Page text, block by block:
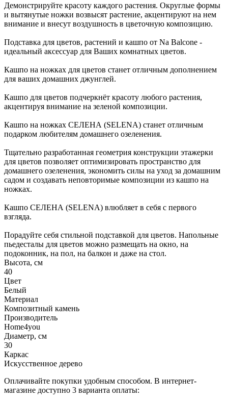
Демонстрируйте красоту каждого растения. Округлые формы
и вытянутые ножки возвысят растение, акцентируют на нем
внимание и внесут воздушность в цветочную композицию.
Подставка для цветов, растений и кашпо от Na Balcone -
идеальный аксессуар для Ваших комнатных цветов.
Кашпо на ножках для цветов станет отличным дополнением
для ваших домашних джунглей.
Кашпо для цветов подчеркнёт красоту любого растения,
акцентируя внимание на зеленой композиции.
Кашпо на ножках СЕЛЕНА (SELENA) станет отличным
подарком любителям домашнего озеленения.
Тщательно разработанная геометрия конструкции этажерки
для цветов позволяет оптимизировать пространство для
домашнего озеленения, экономить силы на уход за домашним
садом и создавать неповторимые композиции из кашпо на
ножках.
Кашпо СЕЛЕНА (SELENA) влюбляет в себя с первого
взгляда.
Порадуйте себя стильной подставкой для цветов. Напольные
пьедесталы для цветов можно размещать на окно, на
подоконник, на пол, на балкон и даже на стол.
Высота, см
40
Цвет
Белый
Материал
Композитный камень
Производитель
Home4you
Диаметр, см
30
Каркас
Искусственное дерево
Оплачивайте покупки удобным способом. В интернет-
магазине доступно 3 варианта оплаты: